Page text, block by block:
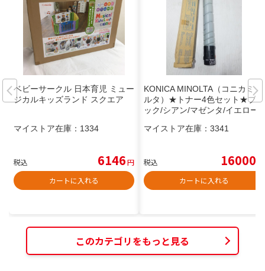
ベビーサークル 日本育児 ミュー
ジカルキッズランド スクエア
マイストア在庫： 1334
税込 6146円
カートに入れる
KONICA MINOLTA（コニカミノ
ルタ）★トナー4色セット★ブラ
ック/シアン/マゼンタ/イエロー
N321Y★【新品未使用品】
マイストア在庫： 3341
税込 16000
カートに入れる
このカテゴリをもっと見る